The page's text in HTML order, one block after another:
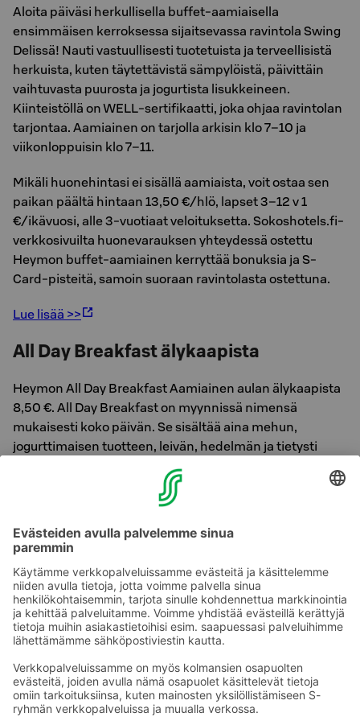
Aloita päiväsi herkullisella buffet-aamiaisella
ensimmäisen kerroksessa sijaitsevassa ravintola Swing
Delissä! Nauti vastuullisesti tuotetuista ja terveellisistä
herkuista, kuten täytettävistä sämpylöistä, päivittäin
vaihtuvasta puurosta ja jogurtista lisukkeineen.
Kiinteistöllä on WELL-sertifikaatti, joka ohjaa ravintolan
tarjontaa. Aamiainen on tarjolla arkisin klo 7–10 ja
viikonloppuisin klo 7–11.
Mikäli huonehintasi ei sisällä aamiaista, voit ostaa sen
paikan päältä hintaan 13,50 €/hlö, lapset 3–12 v 1
€/ikävuosi, alle 3-vuotiaat veloituksetta. Sokoshotels.fi-
verkkosivuilta huonevarauksen yhteydessä ostettu
Heymon buffet-aamiainen kerryttää bonuksia ja S-
Card-pisteitä, samoin suoraan ravintolasta ostettuna.
Lue lisää >>
All Day Breakfast älykaapista
Heymon All Day Breakfast Aamiainen aulan älykaapista
8,50 €. All Day Breakfast on myynnissä nimensä
mukaisesti koko päivän. Se sisältää aina mehun,
jogurttimaisen tuotteen, leivän, hedelmän ja tietysti
kahvia tai teetä oman maun mukaan. Maksu hoituu
Isommille ryhmille aamiaiset sovittava ennakkoon,
tiedustelut Sokos Hotels Myyntipalvelun kautta, puh.
0300 870 000 (ma–pe klo 8.30–16.30).
Ota yhteyttä
Hotellien yhteystiedot
Sokos Hotels uutiskirje
Tilaa uutiskirje